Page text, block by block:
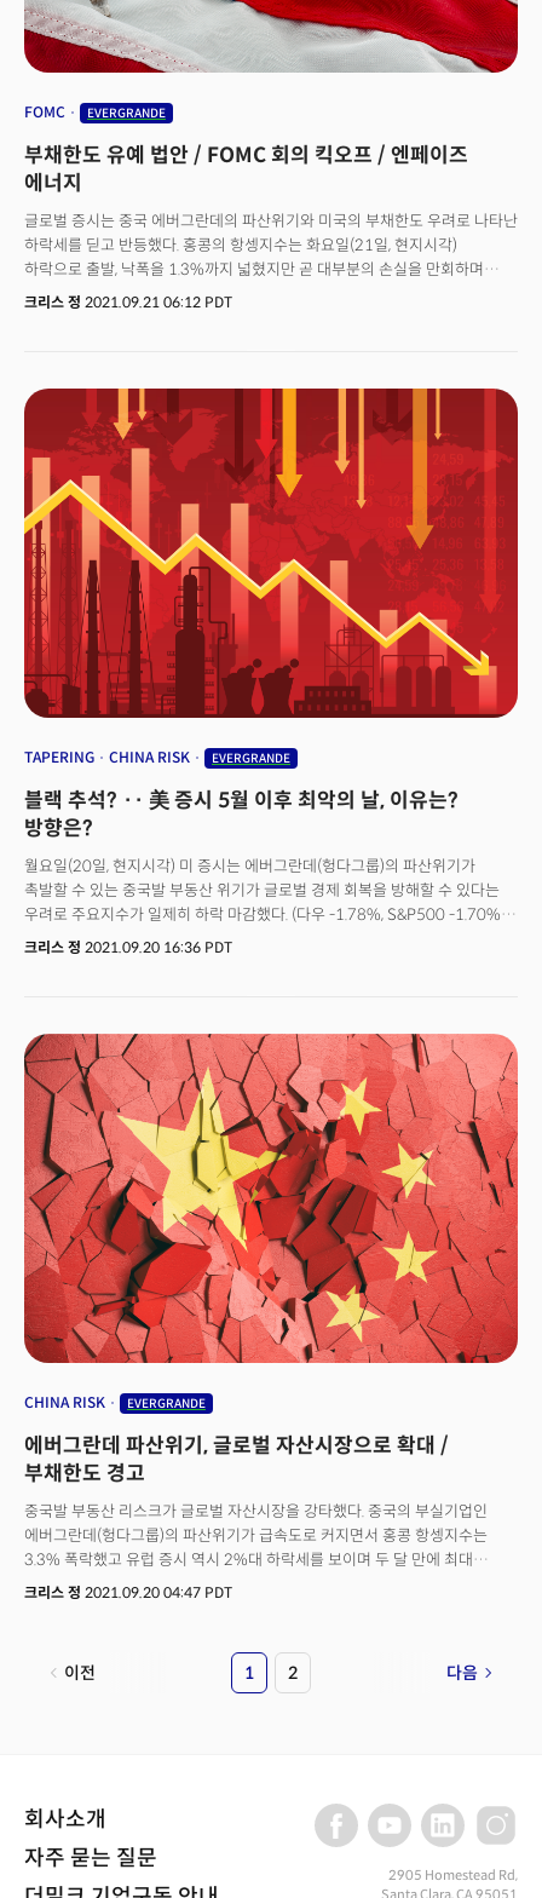
헝다 그룹의 독자적인 붕괴는 그런 시나리오가 아니다."라며 사실상 중국이
파산을 용인할 것으로 전망했다. 중국 제2의 부동산 기업이자 중국 최대의
정크등급 채권을 보유한 기업, 채권규모가 아시아 전체 정크본드와
FOMC EVERGRANDE
부채한도 유예 법안 / FOMC 회의 킥오프 / 엔페이즈
에너지
글로벌 증시는 중국 에버그란데의 파산위기와 미국의 부채한도 우려로 나타난
하락세를 딛고 반등했다. 홍콩의 항셍지수는 화요일(21일, 현지시각)
하락으로 출발, 낙폭을 1.3%까지 넓혔지만 곧 대부분의 손실을 만회하며
0.5% 상승 마감했다. 월요일(20일, 현지시각) 휴장한 일본은 손실을 반영하며
가운데 투자자들은 성장이 정체된 중국 경제에 부실 기업들의 연쇄파산이
불러올 영향력에 우려하고 있다. 싱가포르 누베스트 캐피탈의 포트폴리오
매니저인 데이브 왕은 WSJ과의 인터뷰를 통해 "에버그란데는 고립된 사건이
아니다. 더 많은 부동산 개발자가 디폴트를 선언하고 있고 앞으로도 그럴
것."이라며 향후 이들 기업들이 경제에 미치는 영향력을 고려해 시장이 가격에
반영할 것이라고 발언했다. 홍콩에 상장된 에버그란데의 주가는 화요일에도
0.4% 더 하락해 주당 2.25홍콩달러를 기록했으며 이는 연초 대비 약 85%
하락한 수치다. 에버그란데는 이번주 목요일 8300만달러에 달하는 이자를
지불해야 하는 것으로 알려졌다. 하지만 많은 시장 전문가들이 이번주 이자를
지급하지 못할 것으로 보고있고 S&P는 디폴트를 '가능성'으로 전망하고 있다.
에버그란데 파산위기로 인한 투자심리가 소폭 개선된 가운데 오늘 시장은 미
연준의 통화정책회의를 기다리고 있다. 미 연준은 9월 연방공개시장위원회
(FOMC)의 정책회의를 이틀에 걸쳐 진행한다. 월가는 이번 통화정책회의에서
매월 1200억달러에 달하는 채권매입의 축소를 발표할 것으로 전망하고
크리스 정 2021.09.21 06:12 PDT
TAPERING CHINA RISK EVERGRANDE
블랙 추석? ·· 美 증시 5월 이후 최악의 날, 이유는?
방향은?
월요일(20일, 현지시각) 미 증시는 에버그란데(헝다그룹)의 파산위기가
촉발할 수 있는 중국발 부동산 위기가 글로벌 경제 회복을 방해할 수 있다는
우려로 주요지수가 일제히 하락 마감했다. (다우 -1.78%, S&P500 -1.70%,
나스닥 -2.19%, 러셀2000 -2.70%)S&P500은 지난해 10월 이후 가장 큰
기술주 중심의 나스닥은 하루만에 약 33억달러(약 4조원)가 사라졌다.
S&P500은 11개 모든 섹터가 하락세를 보인 가운데 에너지(-3.04%)와
자유소비재(-2.54%), 파이낸셜(-2.22%)이 가장 큰 폭의 손실을 기록했다.
에너지는 세계 최대의 석유 수입국인 중국의 부동산 위기가 경제 침체로
이어질 수 있다는 두려움으로 작용한 것이 컸다. 자유소비재 역시 경기 침체가
수요 둔화를 초래할 수 있다는 우려로 큰 손실을 기록했다. 파이낸셜은 많은
부채를 보유하고 있는 중국 부동산 기업들의 연쇄 부도가 현실화될 경우 대출
손실 및 금융시장으로의 여파가 적지 않을 것이라는 우려로 손실폭을
확대했다. 반면 대표적인 경기방어주로 알려진 유틸리티(-0.21%)와 부동산
(-0.63%), 헬스케어(-0.98%), 필수소비재(-1.05%)는 하락폭을 줄이며
선방했다. S&P500은 장중 한때 2.9%까지 하락폭을 키웠으나 장 마감 직전
손실을 1.7%로 줄이며 마감했다.
크리스 정 2021.09.20 16:36 PDT
CHINA RISK EVERGRANDE
에버그란데 파산위기, 글로벌 자산시장으로 확대 /
부채한도 경고
중국발 부동산 리스크가 글로벌 자산시장을 강타했다. 중국의 부실기업인
에버그란데(헝다그룹)의 파산위기가 급속도로 커지면서 홍콩 항셍지수는
3.3% 폭락했고 유럽 증시 역시 2%대 하락세를 보이며 두 달 만에 최대
하락폭을 기록했다. 미 증시 역시 중국의 부채 위기로 인한 손실 우려로
만기가 지난 금융상품에 투자한 투자자들에게 '실물자산 상환'을 긴급공지,
파산 위험이 급속도로 커지면서 장중 한때 19%가 폭락했다. 이후 낙폭을 일부
증시가 연휴로 인해 대부분 휴장한 가운데 홍콩에 상장한 중국 부동산
기업들이 폭락세를 보이고 있어 향후 연휴가 끝난 후, 중국 시장에 영향을 미칠
것으로 전망된다. 미 증시 역시 증세안과 연준의 긴축 시그널 등 위험자산에
대한 투자심리가 신중해진 상황에서 중국발 부채위기가 매도세를 부추기고
크리스 정 2021.09.20 04:47 PDT
이전 1 2 다음
회사소개
자주 묻는 질문
2905 Homestead Rd,
Santa Clara, CA 95051